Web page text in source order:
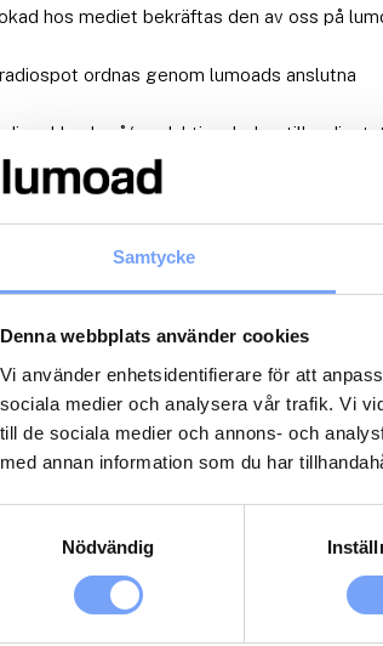
Samtycke
Denna webbplats använder cookies
Vi använder enhetsidentifierare för att
sociala medier och analysera vår trafik. Vi
till de sociala medier och annons- och
med annan information som du har
Nödvändig
hos mediet bekräftas den av oss på
ordnas genom lumoads anslutna
reklambyrå/produktionsbolag till
växer.